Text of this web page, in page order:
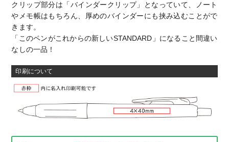
クリップ部分は「バインダークリップ」となっていて、ノート
やメモ帳はもちろん、厚めのバインダーにも挟み込むことがで
きます。
「このペンがこれからの新しいSTANDARD」になること間違い
なしの一品！
印刷について